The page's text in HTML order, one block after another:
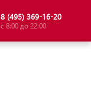
8 (495) 369-16-20
с 8:00 до 22:00